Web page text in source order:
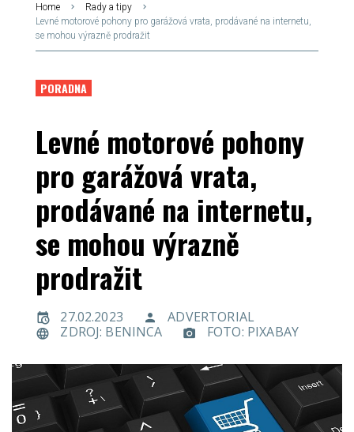
Home
Rady a tipy
Levné motorové pohony pro garážová vrata, prodávané na internetu,
se mohou výrazně prodražit
PORADNA
Levné motorové pohony
pro garážová vrata,
prodávané na internetu,
se mohou výrazně
prodražit
27.02.2023
ADVERTORIAL
ZDROJ: BENINCA
FOTO: PIXABAY